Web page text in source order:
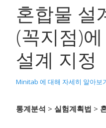
혼합물 설
(꼭지점)
설계 지정
Minitab 에 대해 자세히 알아보
통계분석 > 실험계획법 >